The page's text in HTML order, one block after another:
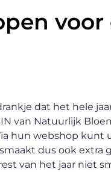
voor
dat het hele
van Natuurlijk
hun webshop kunt
dus ook extra
van het jaar niet